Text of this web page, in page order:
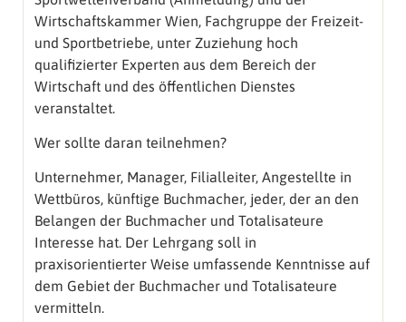
Wirtschaftskammer Wien, Fachgruppe der Freizeit-
und Sportbetriebe, unter Zuziehung hoch
qualifizierter Experten aus dem Bereich der
Wirtschaft und des öffentlichen Dienstes
veranstaltet.
Wer sollte daran teilnehmen?
Unternehmer, Manager, Filialleiter, Angestellte in
Wettbüros, künftige Buchmacher, jeder, der an den
Belangen der Buchmacher und Totalisateure
Interesse hat. Der Lehrgang soll in
praxisorientierter Weise umfassende Kenntnisse auf
dem Gebiet der Buchmacher und Totalisateure
vermitteln.